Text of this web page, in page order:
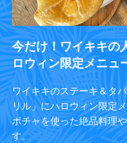
今だけ！ワイキキの
ロウィン限定メニュ
ワイキキのステーキ＆タ
リル」にハロウィン限定
ボチャを使った絶品料理
す。